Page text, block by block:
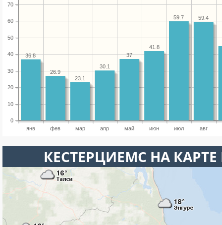
янв фев мар апр май июн июл авг
0
10
20
30
40
50
60
70
59.4
59.7
41.8
37
30.1
23.1
26.9
36.8
КЕСТЕРЦИЕМС НА